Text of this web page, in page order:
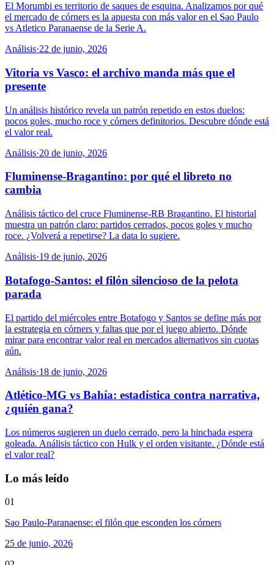
El Morumbi es territorio de saques de esquina. Analizamos por qué
el mercado de córners es la apuesta con más valor en el Sao Paulo
vs Atletico Paranaense de la Serie A.
Análisis·22 de junio, 2026
Vitoria vs Vasco: el archivo manda más que el
presente
Un análisis histórico revela un patrón repetido en estos duelos:
pocos goles, mucho roce y córners definitorios. Descubre dónde está
el valor real.
Análisis·20 de junio, 2026
Fluminense-Bragantino: por qué el libreto no
cambia
Análisis táctico del cruce Fluminense-RB Bragantino. El historial
muestra un patrón claro: partidos cerrados, pocos goles y mucho
roce. ¿Volverá a repetirse? La data lo sugiere.
Análisis·19 de junio, 2026
Botafogo-Santos: el filón silencioso de la pelota
parada
El partido del miércoles entre Botafogo y Santos se define más por
la estrategia en córners y faltas que por el juego abierto. Dónde
mirar para encontrar valor real en mercados alternativos sin cuotas
aún.
Análisis·18 de junio, 2026
Atlético-MG vs Bahía: estadística contra narrativa,
¿quién gana?
Los números sugieren un duelo cerrado, pero la hinchada espera
goleada. Análisis táctico con Hulk y el orden visitante. ¿Dónde está
el valor real?
Lo más leído
01
Sao Paulo-Paranaense: el filón que esconden los córners
25 de junio, 2026